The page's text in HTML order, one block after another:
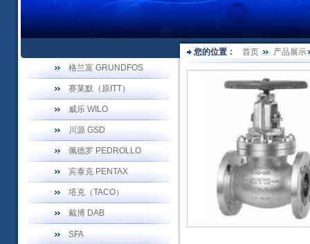
您的位置： 首页
产品展示
格兰富 GRUNDFOS
赛莱默（原ITT）
威乐 WILO
川源 GSD
佩德罗 PEDROLLO
宾泰克 PENTAX
塔克（TACO）
戴博 DAB
SFA